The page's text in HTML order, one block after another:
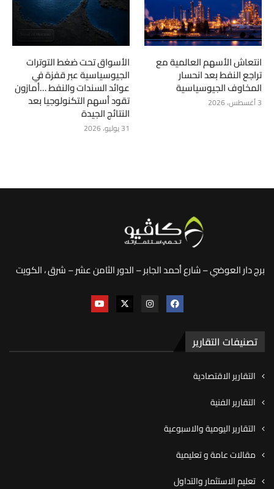
انتعاش الأسهم العالمية مع
تراجع النفط بعد انحسار
المخاوف الجيوسياسية
3 أغسطس، 2026
الأسواق تحت ضغط التوترات
الجيوسياسية عبر قفزة في
عوائد السندات والنفط …أمازون
تقود أسهم التكنولوجيا بعد
النتائج الجيدة
31 يوليو، 2026
برج دار العوضي – شارع أحمد الجابر – الدور الثامن عشر – شرق ، الكويت
تصنيفات التقارير
التقارير الاقتصادية
التقارير الفنية
التقارير اليومية والاسبوعية
مقالات عامة و تعليمية
تعليم الاستثمار والتداول